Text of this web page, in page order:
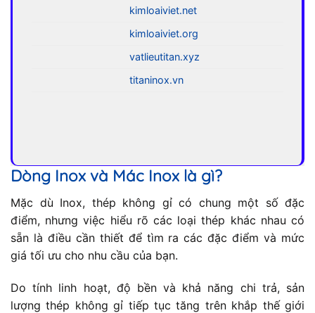
kimloaiviet.net
kimloaiviet.org
vatlieutitan.xyz
titaninox.vn
Dòng Inox và Mác Inox là gì?
Mặc dù Inox, thép không gỉ có chung một số đặc
điểm, nhưng việc hiểu rõ các loại thép khác nhau có
sẵn là điều cần thiết để tìm ra các đặc điểm và mức
giá tối ưu cho nhu cầu của bạn.
Do tính linh hoạt, độ bền và khả năng chi trả, sản
lượng thép không gỉ tiếp tục tăng trên khắp thế giới